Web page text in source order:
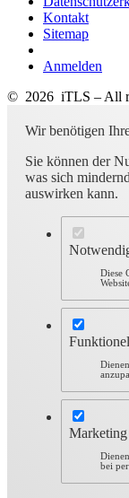
Kontakt
Sitemap
Anmelden
© 2026 iTLS – All
Wir benötigen
Sie können der
was sich
auswirken kann.
Diese
bei